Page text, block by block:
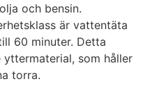
och bensin.
är vattentäta
60 minuter. Detta
som håller
torra.